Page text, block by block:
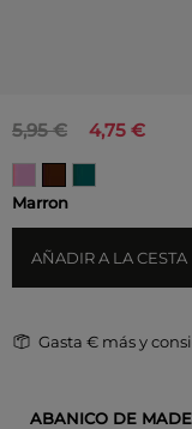
4,75 €
5,95 €
Marron
AÑADIR A LA CESTA
Gasta € más y
ABANICO DE